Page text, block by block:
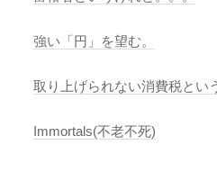
強い「円」を望む。
取り上げられない消費税とい
Immortals(不老不死)